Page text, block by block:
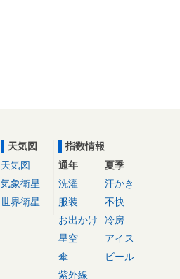
天気図
天気図
気象衛星
世界衛星
指数情報
通年
洗濯
服装
お出かけ
星空
傘
紫外線
夏季
汗かき
不快
冷房
アイス
ビール